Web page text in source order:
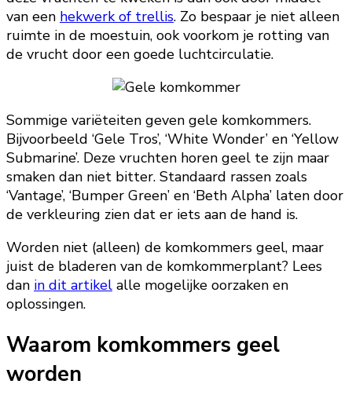
van een hekwerk of trellis. Zo bespaar je niet alleen
ruimte in de moestuin, ook voorkom je rotting van
de vrucht door een goede luchtcirculatie.
Sommige variëteiten geven gele komkommers.
Bijvoorbeeld ‘Gele Tros’, ‘White Wonder’ en ‘Yellow
Submarine’. Deze vruchten horen geel te zijn maar
smaken dan niet bitter. Standaard rassen zoals
‘Vantage’, ‘Bumper Green’ en ‘Beth Alpha’ laten door
de verkleuring zien dat er iets aan de hand is.
Worden niet (alleen) de komkommers geel, maar
juist de bladeren van de komkommerplant? Lees
dan in dit artikel alle mogelijke oorzaken en
oplossingen.
Waarom komkommers geel
worden